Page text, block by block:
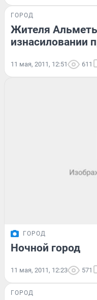
ГОРОД
Жителя
изнасиловании
11 мая, 2011, 12:51 611
ГОРОД
Ночной город
11 мая, 2011, 12:23 571
ГОРОД